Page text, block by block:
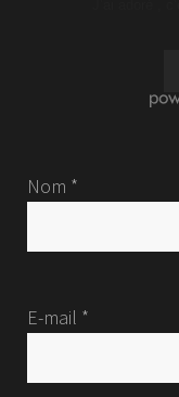
Nom *
E-mail *